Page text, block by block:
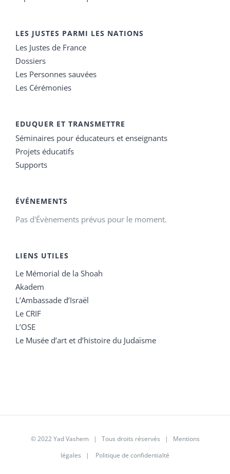
LES JUSTES PARMI LES NATIONS
Les Justes de France
Dossiers
Les Personnes sauvées
Les Cérémonies
EDUQUER ET TRANSMETTRE
Séminaires pour éducateurs et enseignants
Projets éducatifs
Supports
ÉVÉNEMENTS
Pas d'Évènements prévus pour le moment.
LIENS UTILES
Le Mémorial de la Shoah
Akadem
L’Ambassade d’Israël
Le CRIF
L’OSE
Le Musée d’art et d’histoire du Judaïsme
© 2022 Yad Vashem | Tous droits réservés | Mentions
légales | Politique de confidentialté